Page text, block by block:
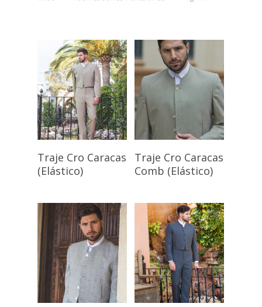
Seleccionar
Opciones
Traje Cro Caracas
(Elástico)
Seleccionar
Opciones
Traje Cro Caracas
Comb (Elástico)